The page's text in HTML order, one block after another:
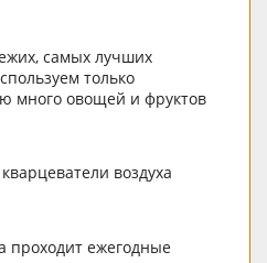
самых лучших
только
много овощей и фруктов
воздуха
проходит ежегодные